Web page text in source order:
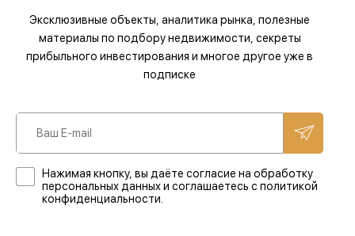
Эксклюзивные объекты, аналитика рынка, полезные
материалы по подбору недвижимости, секреты
прибыльного инвестирования и многое другое уже в
подписке
Нажимая кнопку, вы даёте согласие на обработку
персональных данных и соглашаетесь с политикой
конфиденциальности.